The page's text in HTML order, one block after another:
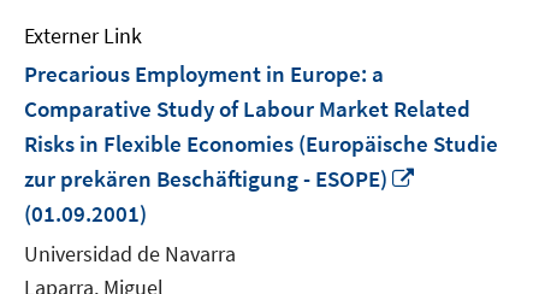
Externer Link
Precarious Employment in Europe: a
Comparative Study of Labour Market Related
Risks in Flexible Economies (Europäische Studie
zur prekären Beschäftigung - ESOPE)
(01.09.2001)
Universidad de Navarra
Laparra, Miguel